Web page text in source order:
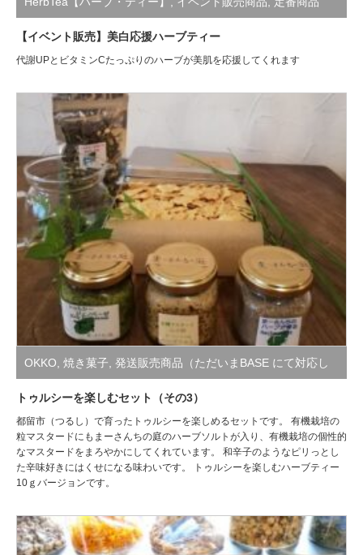
【イベント販売】美白応援ハーブティー
代謝UPとビタミンCたっぷりのハーブが美肌を応援してくれます
OKKO 焼き菓子 発送販売商品（ただいまBASE にて対応し
ております。ホームのバーナーよりお進みください。）
トゥルシーを楽しむセット（その3）
都留市（つるし）で育ったトゥルシーを楽しめるセットです。 有機栽培の
粒マスタードにもまーさんちの庭のハーブソルトが入り、有機栽培の個性的
なマスタードをまろやかにしてくれています。 和辛子のようなピリっとし
た辛味好きにはくせになる味わいです。 トゥルシーを楽しむハーブティー
10ｇバージョンです。